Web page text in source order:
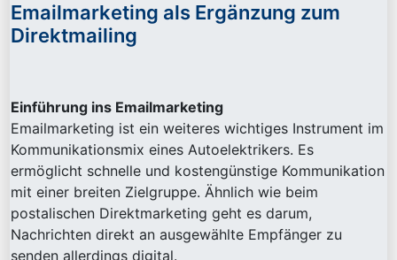
Emailmarketing als Ergänzung zum
Direktmailing
Einführung ins Emailmarketing
Emailmarketing ist ein weiteres wichtiges Instrument im
Kommunikationsmix eines Autoelektrikers. Es
ermöglicht schnelle und kostengünstige Kommunikation
mit einer breiten Zielgruppe. Ähnlich wie beim
postalischen Direktmarketing geht es darum,
Nachrichten direkt an ausgewählte Empfänger zu
senden allerdings digital.